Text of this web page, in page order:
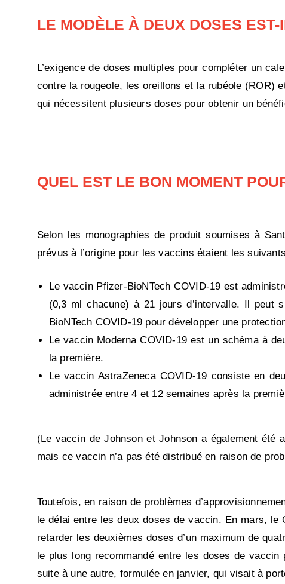
LE MODÈLE À DEUX DOSES
L’exigence de doses multiples pour compléter un
contre la rougeole, les oreillons et la rubéole (ROR)
qui nécessitent plusieurs doses pour obtenir un
QUEL EST LE BON MOMENT
Selon les monographies de produit soumises à
prévus à l’origine pour les vaccins étaient les
Le vaccin Pfizer-BioNTech COVID-19 est
(0,3 ml chacune) à 21 jours d’intervalle. Il peut
BioNTech COVID-19 pour développer une
Le vaccin Moderna COVID-19 est un schéma à
la première.
Le vaccin AstraZeneca COVID-19 consiste en
administrée entre 4 et 12 semaines après la
(Le vaccin de Johnson et Johnson a également été
mais ce vaccin n’a pas été distribué en raison de
Toutefois, en raison de problèmes
le délai entre les deux doses de vaccin. En mars, le
retarder les deuxièmes doses d’un maximum de
le plus long recommandé entre les doses de
suite à une autre, formulée en janvier, qui visait à